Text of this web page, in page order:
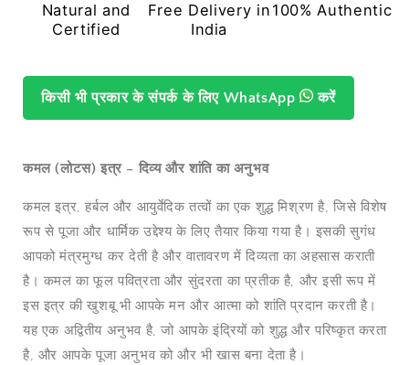
Natural and
Certified
Free Delivery in
India
100% Authentic
किसी भी प्रकार के संपर्क के लिए WhatsApp करें
कमल (लोटस) इत्र – दिव्य और शांति का अनुभव
कमल इत्र, हर्बल और आयुर्वेदिक तत्वों का एक शुद्ध मिश्रण है, जिसे विशेष
रूप से पूजा और धार्मिक उद्देश्य के लिए तैयार किया गया है। इसकी सुगंध
आपको मंत्रमुग्ध कर देती है और वातावरण में दिव्यता का अहसास कराती
है। कमल का फूल पवित्रता और सुंदरता का प्रतीक है, और इसी रूप में
इस इत्र की खुशबू भी आपके मन और आत्मा को शांति प्रदान करती है।
यह एक अद्वितीय अनुभव है, जो आपके इंद्रियों को शुद्ध और परिष्कृत करता
है, और आपके पूजा अनुभव को और भी खास बना देता है।